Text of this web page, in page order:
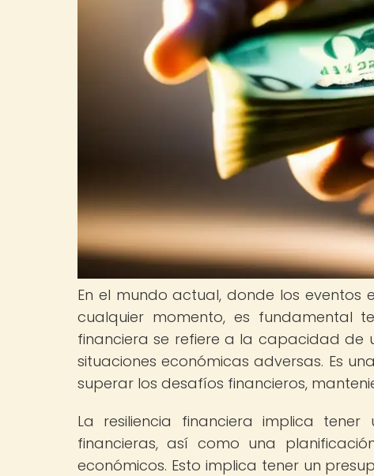
En el mundo actual, donde los eventos
cualquier momento, es fundamental
financiera se refiere a la capacidad de
situaciones económicas adversas. Es
superar los desafíos financieros,
La resiliencia financiera implica
financieras, así como una
económicos. Esto implica tener un